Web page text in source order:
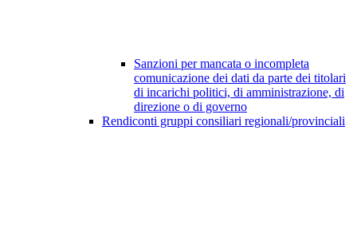
Sanzioni per mancata o incompleta
comunicazione dei dati da parte dei titolari
di incarichi politici, di amministrazione, di
direzione o di governo
Rendiconti gruppi consiliari regionali/provinciali